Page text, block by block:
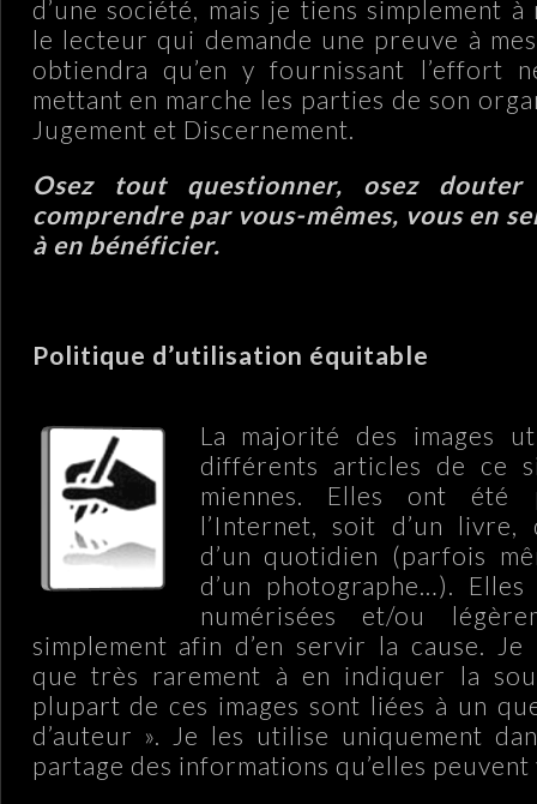
d’une société, mais je tiens simplement
le lecteur qui demande une preuve à
obtiendra qu’en y fournissant l’effort
mettant en marche les parties de son
Jugement et Discernement.
Osez tout questionner, osez
comprendre par vous-mêmes, vous en
à en bénéficier.
Politique d’utilisation équitable
La majorité des images
différents articles de ce
miennes. Elles ont été
l’Internet, soit d’un livre,
d’un quotidien (parfois
d’un photographe…).
numérisées et/ou
simplement afin d’en servir la cause. Je
que très rarement à en indiquer la
plupart de ces images sont liées à un
d’auteur ». Je les utilise uniquement
partage des informations qu’elles